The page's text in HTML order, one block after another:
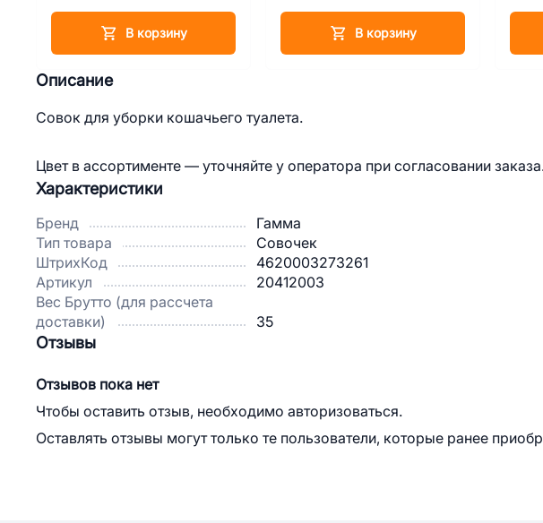
Описание
Совок для уборки кошачьего туалета.
Цвет в ассортименте — уточняйте у оператора при согласовании
В корзину В корзину
Характеристики
Бренд
Гамма
Тип товара
Совочек
ШтрихКод
4620003273261
Артикул
20412003
Вес Брутто (для рассчета
доставки)
35
Отзывы
Отзывов пока нет
Чтобы оставить отзыв, необходимо авторизоваться.
Оставлять отзывы могут только те пользователи, которые ранее